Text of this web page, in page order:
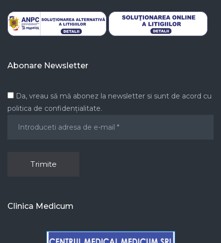
Abonare Newsletter
Da, vreau să mă abonez la newsletter si sunt de acord cu
politica de confidențialitate.
Clinica Medicum